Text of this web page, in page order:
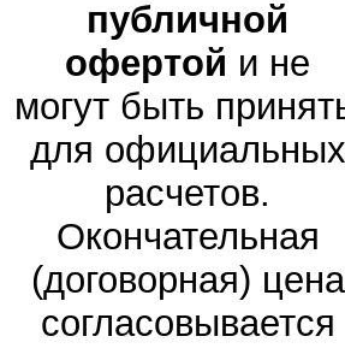
публичной
офертой и не
могут быть
для официальных
расчетов.
Окончательная
(договорная) цена
согласовывается